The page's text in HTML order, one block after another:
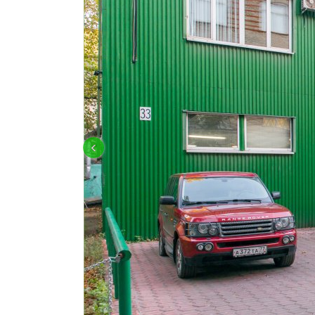
OFF-ROAD ПОДГОТОВКА И
‹